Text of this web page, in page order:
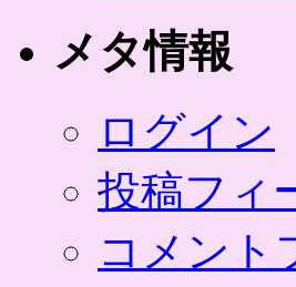
メタ情報
ログイン
投稿フィ
コメント